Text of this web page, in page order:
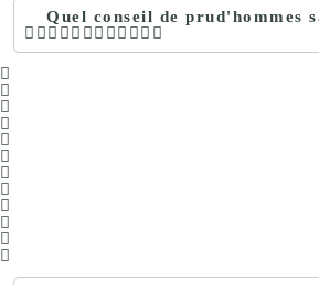
Quel conseil de prud'hommes